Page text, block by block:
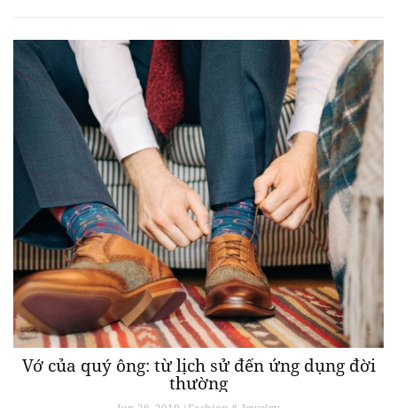
Vớ của quý ông: từ lịch sử đến ứng dụng đời
thường